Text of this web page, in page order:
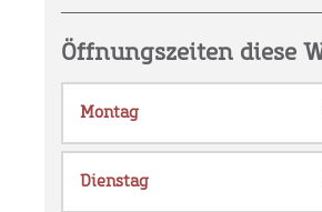
Öffnungszeiten diese
Montag
Dienstag